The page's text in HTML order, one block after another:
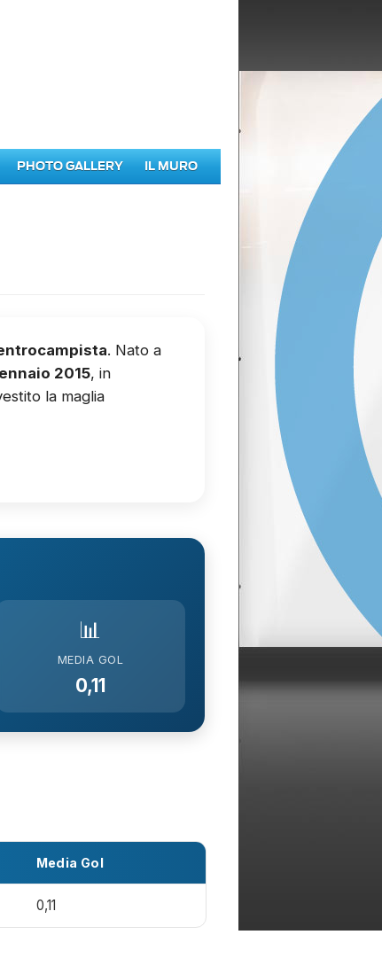
PHOTO GALLERY IL MURO
. Nato a
2015, in
la maglia
📊
MEDIA GOL
0,11
Media Gol
0,11